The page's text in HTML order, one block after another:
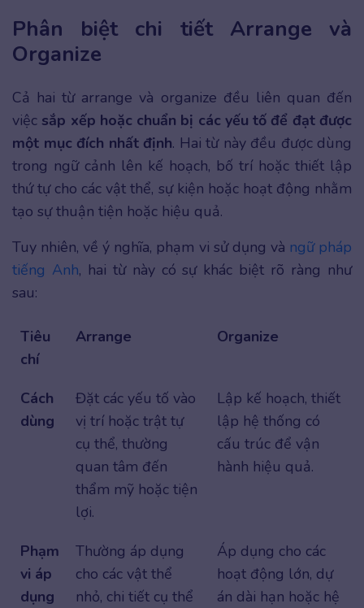
Phân biệt chi tiết Arrange và
Organize
Cả hai từ arrange và organize đều liên quan đến
việc sắp xếp hoặc chuẩn bị các yếu tố để đạt được
một mục đích nhất định. Hai từ này đều được dùng
trong ngữ cảnh lên kế hoạch, bố trí hoặc thiết lập
thứ tự cho các vật thể, sự kiện hoặc hoạt động nhằm
tạo sự thuận tiện hoặc hiệu quả.
Tuy nhiên, về ý nghĩa, phạm vi sử dụng và ngữ pháp
tiếng Anh, hai từ này có sự khác biệt rõ ràng như
sau:
Tiêu
chí
Arrange Organize
Cách
dùng
Đặt các yếu tố vào
vị trí hoặc trật tự
cụ thể, thường
quan tâm đến
thẩm mỹ hoặc tiện
lợi.
Lập kế hoạch, thiết
lập hệ thống có
cấu trúc để vận
hành hiệu quả.
Phạm
vi áp
dụng
Thường áp dụng
cho các vật thể
nhỏ, chi tiết cụ thể
Áp dụng cho các
hoạt động lớn, dự
án dài hạn hoặc hệ